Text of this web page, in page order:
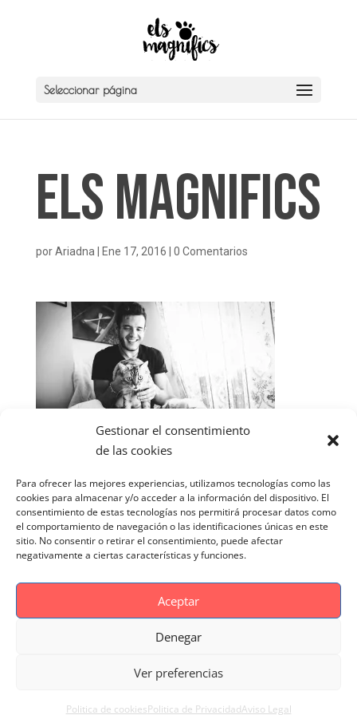
Gestionar el consentimiento
de las cookies
Para ofrecer las mejores experiencias, utilizamos tecnologías como las
cookies para almacenar y/o acceder a la información del dispositivo. El
consentimiento de estas tecnologías nos permitirá procesar datos como
el comportamiento de navegación o las identificaciones únicas en este
sitio. No consentir o retirar el consentimiento, puede afectar
negativamente a ciertas características y funciones.
Aceptar
Denegar
Ver preferencias
Politica de cookiesPolitica de PrivacidadAviso Legal
Seleccionar página
Els Magnifics
porAriadna Ene 17, 2016 0 Comentarios
Politica de Privacidad
Reportaje Magnific